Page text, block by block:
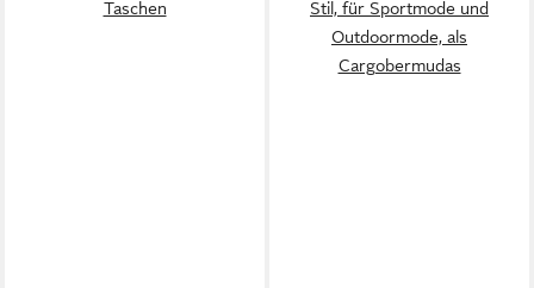
Taschen
Stil, für Sportmode und
Outdoormode, als
Cargobermudas